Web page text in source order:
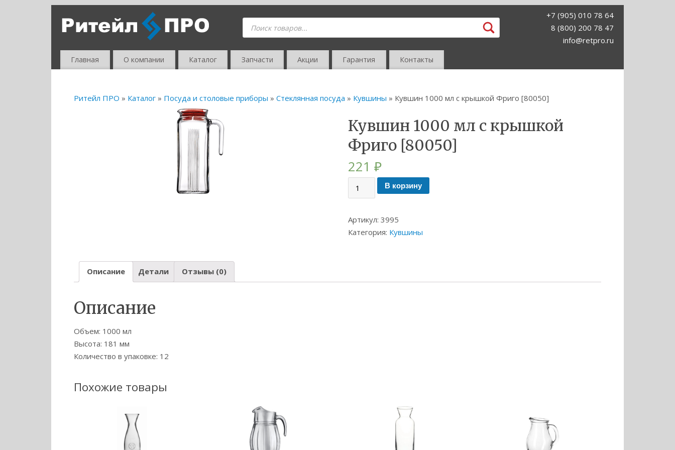
+7 (905) 010 78 64
8 (800) 200 78 47
info@retpro.ru
Главная О компании Каталог Запчасти Акции Гарантия Контакты
Ритейл ПРО » Каталог » Посуда и столовые приборы » Стеклянная посуда » Кувшины » Кувшин 1000 мл с крышкой Фриго [80050]
Кувшин 1000 мл с крышкой
Фриго [80050]
221 ₽
В корзину
Артикул: 3995
Категория: Кувшины
Описание Детали Отзывы (0)
Описание
Объем: 1000 мл
Высота: 181 мм
Количество в упаковке: 12
Похожие товары